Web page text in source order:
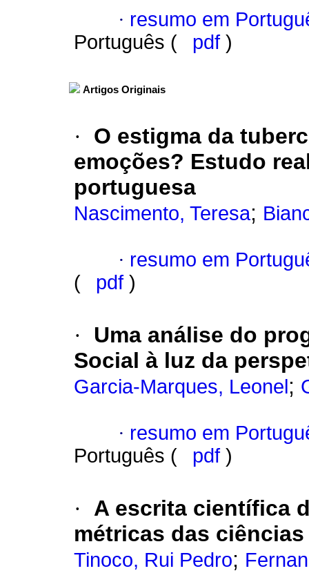
· resumo em
Português (
pdf )
Artigos Originais
·
O estigma da
emoções? Estudo
portuguesa
Nascimento, Teresa;
· resumo em
(
pdf )
·
Uma análise do
Social à luz da
Garcia-Marques, Leonel ;
· resumo em
Português (
pdf )
·
A escrita científica
métricas das
Tinoco, Rui Pedro;